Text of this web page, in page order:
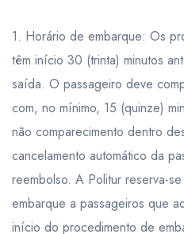
1. Horário de embarque: Os
têm início 30 (trinta) minutos
saída. O passageiro deve
com, no mínimo, 15 (quinze)
não comparecimento dentro
cancelamento automático da
reembolso. A Politur reserva-
embarque a passageiros que
início do procedimento de